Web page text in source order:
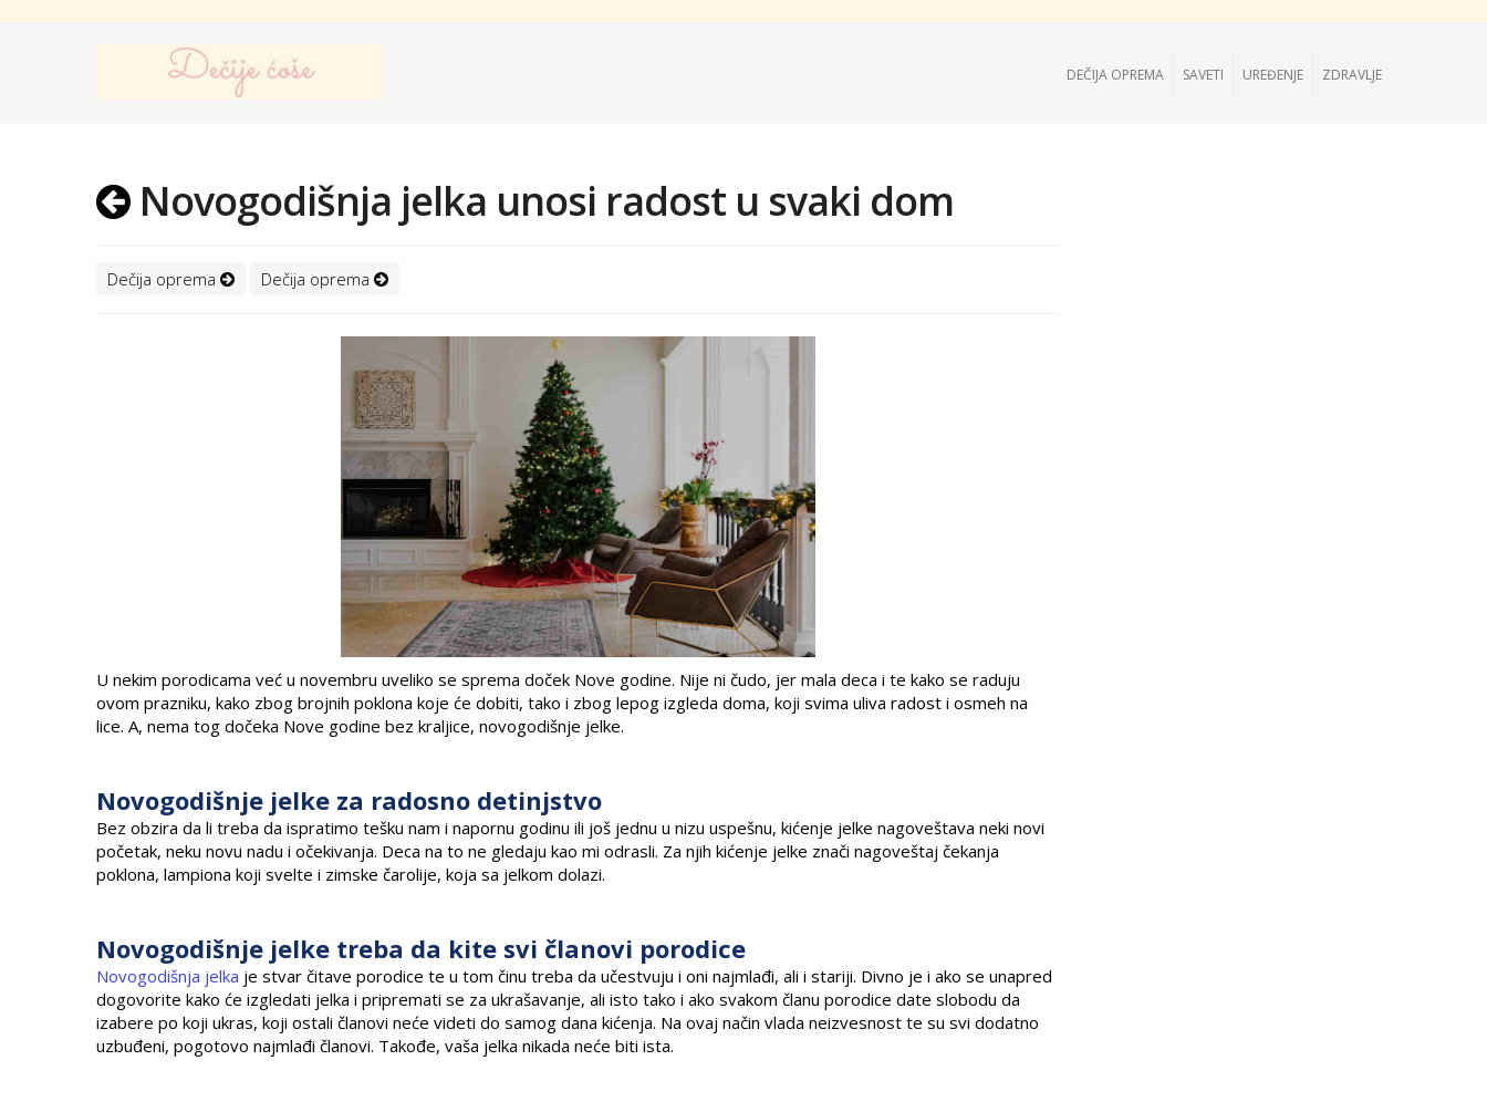
DEČIJA OPREMA SAVETI UREĐENJE ZDRAVLJE
Novogodišnja jelka unosi radost u svaki dom
Dečija oprema Dečija oprema
U nekim porodicama već u novembru uveliko se sprema doček Nove godine. Nije ni čudo, jer mala deca i te kako se raduju
ovom prazniku, kako zbog brojnih poklona koje će dobiti, tako i zbog lepog izgleda doma, koji svima uliva radost i osmeh na
lice. A, nema tog dočeka Nove godine bez kraljice, novogodišnje jelke.
Novogodišnje jelke za radosno detinjstvo
Bez obzira da li treba da ispratimo tešku nam i napornu godinu ili još jednu u nizu uspešnu, kićenje jelke nagoveštava neki novi
početak, neku novu nadu i očekivanja. Deca na to ne gledaju kao mi odrasli. Za njih kićenje jelke znači nagoveštaj čekanja
poklona, lampiona koji svelte i zimske čarolije, koja sa jelkom dolazi.
Novogodišnje jelke treba da kite svi članovi porodice
Novogodišnja jelka je stvar čitave porodice te u tom činu treba da učestvuju i oni najmlađi, ali i stariji. Divno je i ako se unapred
dogovorite kako će izgledati jelka i pripremati se za ukrašavanje, ali isto tako i ako svakom članu porodice date slobodu da
izabere po koji ukras, koji ostali članovi neće videti do samog dana kićenja. Na ovaj način vlada neizvesnost te su svi dodatno
uzbuđeni, pogotovo najmlađi članovi. Takođe, vaša jelka nikada neće biti ista.